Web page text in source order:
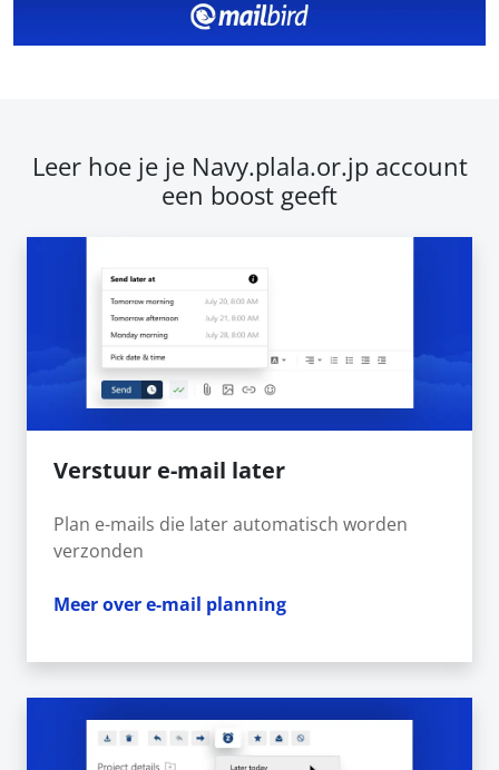
Leer hoe je je Navy.plala.or.jp account
een boost geeft
Verstuur e-mail later
Plan e-mails die later automatisch worden
verzonden
Meer over e-mail planning